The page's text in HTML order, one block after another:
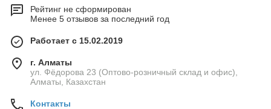
Рейтинг не сформирован
Менее 5 отзывов за последний год
Работает с 15.02.2019
г. Алматы
ул. Фёдорова 23 (Оптово-розничный склад и офис),
Алматы, Казахстан
Контакты